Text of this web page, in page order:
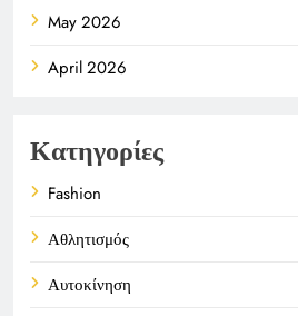
May 2026
April 2026
Κατηγορίες
Fashion
Αθλητισμός
Αυτοκίνηση